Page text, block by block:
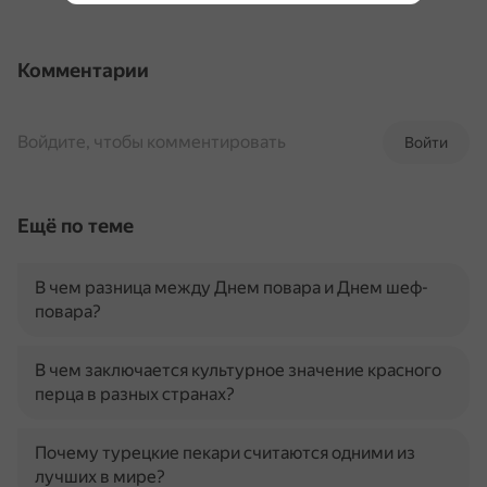
Комментарии
Войти
Войдите, чтобы комментировать
Ещё по теме
В чем разница между Днем повара и Днем шеф-
повара?
В чем заключается культурное значение красного
перца в разных странах?
Почему турецкие пекари считаются одними из
лучших в мире?